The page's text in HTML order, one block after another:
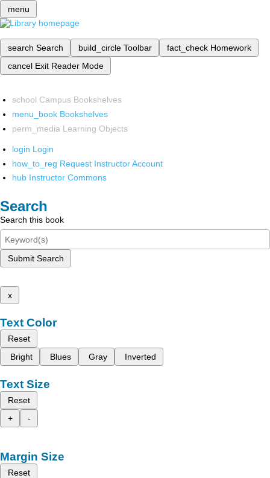
menu
search Search build_circle Toolbar fact_check Homework
cancel Exit Reader Mode
school Campus Bookshelves
menu_book Bookshelves
perm_media Learning Objects
login Login
how_to_reg Request Instructor Account
hub Instructor Commons
Search
Search this book
Submit Search
x
Text Color
Reset
Bright
Blues Gray Inverted
Text Size
Reset
+
-
Margin Size
Reset